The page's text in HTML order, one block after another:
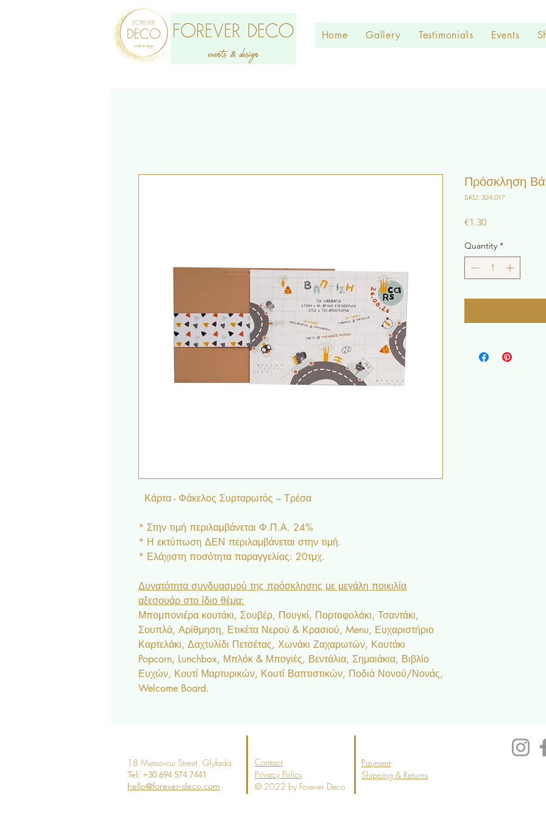
Home Gallery Testimonials Events
Κάρτα - Φάκελος Συρταρωτός – Τρέσα
* Στην τιμή περιλαμβάνεται Φ.Π.Α. 24%
* Η εκτύπωση ΔΕΝ περιλαμβάνεται στην τιμή.
* Ελάχιστη ποσότητα παραγγελίας: 20τμχ.
Δυνατότητα συνδυασμού της πρόσκλησης με μεγάλη ποικιλία
αξεσουάρ στο ίδιο θέμα:
Μπομπονιέρα κουτάκι, Σουβέρ, Πουγκί, Πορτοφολάκι, Τσαντάκι,
Σουπλά, Αρίθμηση, Ετικέτα Νερού & Κρασιού, Menu, Ευχαριστήριο
Καρτελάκι, Δαχτυλίδι Πετσέτας, Χωνάκι Ζαχαρωτών, Κουτάκι
Popcorn, Lunchbox, Μπλόκ & Μπογιές, Βεντάλια, Σημαιάκια, Βιβλίο
Ευχών, Κουτί Μαρτυρικών, Κουτί Βαπτιστικών, Ποδιά Νονού/Νονάς,
Welcome Board.
Πρόσκληση
SKU: 324.017
€1.30Price
Quantity *
18 Metsovou Street, Glyfada
Tel: +30 694 574 7441
hello@forever-deco.com
Contact
Privacy Policy
© 2022 by Forever Deco
Payment
Shipping & Returns